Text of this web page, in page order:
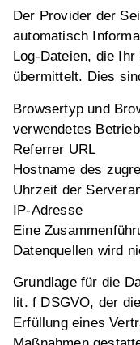
Der Provider der
automatisch
Log-Dateien, die
übermittelt. Dies
Browsertyp und
verwendetes
Referrer URL
Hostname des
Uhrzeit der
IP-Adresse
Eine
Datenquellen wird
Grundlage für die
lit. f DSGVO, der
Erfüllung eines